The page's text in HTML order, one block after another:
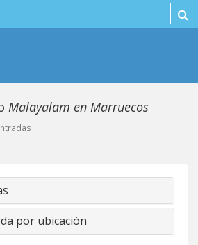
Malayalam en Marruecos
por ubicación